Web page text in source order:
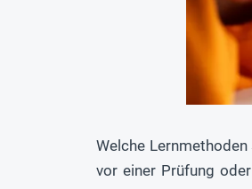
Welche
vor einer Prüfung